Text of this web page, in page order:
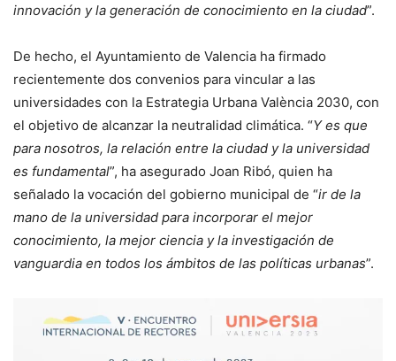
innovación y la generación de conocimiento en la ciudad”.
De hecho, el Ayuntamiento de Valencia ha firmado
recientemente dos convenios para vincular a las
universidades con la Estrategia Urbana València 2030, con
el objetivo de alcanzar la neutralidad climática. “Y es que
para nosotros, la relación entre la ciudad y la universidad
es fundamental”, ha asegurado Joan Ribó, quien ha
señalado la vocación del gobierno municipal de “ir de la
mano de la universidad para incorporar el mejor
conocimiento, la mejor ciencia y la investigación de
vanguardia en todos los ámbitos de las políticas urbanas”.